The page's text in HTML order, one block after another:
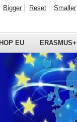
EU ERASMUS+
Bigger Reset Smaller